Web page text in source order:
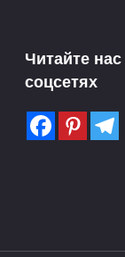
Читайте нас
соцсетях